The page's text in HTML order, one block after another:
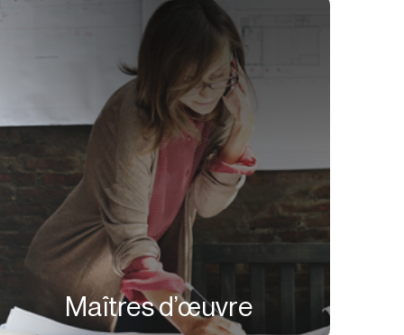
Maîtres d’œuvre